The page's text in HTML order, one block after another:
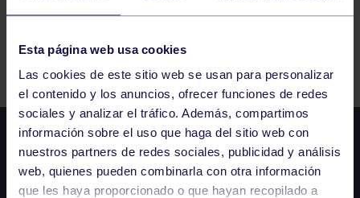
Esta página web usa cookies
Las cookies de este sitio web se usan para personalizar
el contenido y los anuncios, ofrecer funciones de redes
sociales y analizar el tráfico. Además, compartimos
información sobre el uso que haga del sitio web con
nuestros partners de redes sociales, publicidad y análisis
web, quienes pueden combinarla con otra información
que les haya proporcionado o que hayan recopilado a